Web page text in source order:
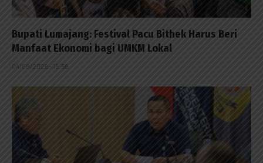
Bupati Lumajang: Festival Pacu Bithek Harus Beri
Manfaat Ekonomi bagi UMKM Lokal
04/08/2026 - 15:56